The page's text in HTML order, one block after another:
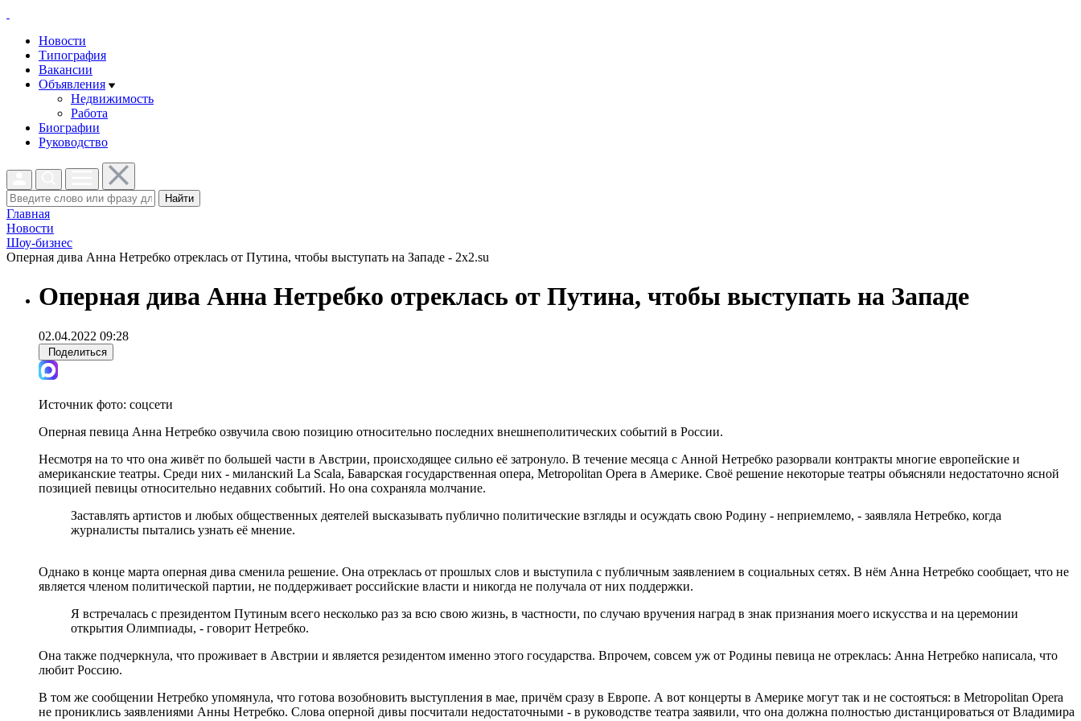
Новости
Типография
Вакансии
Объявления
Недвижимость
Работа
Биографии
Руководство
Найти
Главная
Новости
Шоу-бизнес
Оперная дива Анна Нетребко отреклась от Путина, чтобы выступать на Западе - 2x2.su
Оперная дива Анна Нетребко отреклась от Путина, чтобы выступать на Западе
02.04.2022 09:28
Поделиться
Источник фото: соцсети
Оперная певица Анна Нетребко озвучила свою позицию относительно последних внешнеполитических событий в России.
Несмотря на то что она живёт по большей части в Австрии, происходящее сильно её затронуло. В течение месяца с Анной Нетребко разорвали контракты многие европейские и
американские театры. Среди них - миланский La Scala, Баварская государственная опера, Metropolitan Opera в Америке. Своё решение некоторые театры объясняли недостаточно ясной
позицией певицы относительно недавних событий. Но она сохраняла молчание.
Заставлять артистов и любых общественных деятелей высказывать публично политические взгляды и осуждать свою Родину - неприемлемо, - заявляла Нетребко, когда
журналисты пытались узнать её мнение.
Однако в конце марта оперная дива сменила решение. Она отреклась от прошлых слов и выступила с публичным заявлением в социальных сетях. В нём Анна Нетребко сообщает, что не
является членом политической партии, не поддерживает российские власти и никогда не получала от них поддержки.
Я встречалась с президентом Путиным всего несколько раз за всю свою жизнь, в частности, по случаю вручения наград в знак признания моего искусства и на церемонии
открытия Олимпиады, - говорит Нетребко.
Она также подчеркнула, что проживает в Австрии и является резидентом именно этого государства. Впрочем, совсем уж от Родины певица не отреклась: Анна Нетребко написала, что
любит Россию.
В том же сообщении Нетребко упомянула, что готова возобновить выступления в мае, причём сразу в Европе. А вот концерты в Америке могут так и не состояться: в Metropolitan Opera
не прониклись заявлениями Анны Нетребко. Слова оперной дивы посчитали недостаточными - в руководстве театра заявили, что она должна полностью дистанцироваться от Владимира